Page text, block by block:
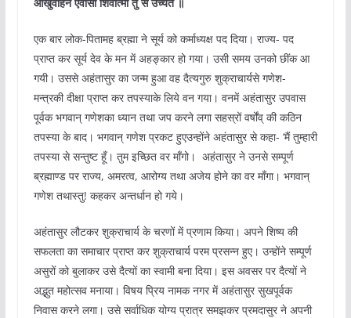
एक बार लोक-पितामह ब्रह्मा ने सूर्य को कर्माध्यक्ष पद दिया। राज्य- पद
प्राप्त कर सूर्य देव के मन में अहङ्कार हो गया। उसी समय उनको छींक आ
गयी। उससे अहंतासुर का जन्म हुआ वह दैत्यगुरु शुक्राचार्यसे गणेश-
मन्त्रकी दीक्षा प्राप्त कर तपस्याके लिये वन गया। वनमें अहंतासुर उपवास
पूर्वक भगवान् गणेशका ध्यान तथा जप करने लगा सहस्रों वर्षोंव् की कठिन
तपस्या के बाद। भगवान् गणेश प्रकट हुएउन्होंने अहंतासुर से कहा- ‘मैं तुम्हारी
तपस्या से सन्तुष्ट हूँ। तुम इच्छित वर माँगो। अहंतासुर ने उनसे सम्पूर्ण
ब्रह्माण्ड पर राज्य, अमरत्व, आरोग्य तथा अजेय होने का वर माँगा। भगवान्
गणेश तथास्तु! कहकर अन्तर्धान हो गये।
अहंतासुर लौटकर शुक्राचार्य के चरणों में प्रणाम किया। अपने शिष्य की
सफलता का समाचार प्राप्त कर शुक्राचार्य परम प्रसन्न हुए। उन्होंने सम्पूर्ण
असुरों को बुलाकर उसे दैत्यों का स्वामी बना दिया। इस अवसर पर दैत्यों ने
अद्भुत महोत्सव मनाया। विषय प्रिय नामक नगर में अहंतासुर सुखपूर्वक
निवास करने लगा। उसे सर्वाधिक योग्य प्रात्र समझकर प्रमदासुर ने अपनी